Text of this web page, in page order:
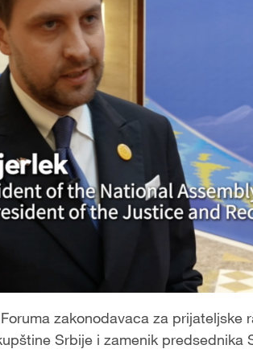
zakonodavaca za prijateljske
Srbije i zamenik predsednika